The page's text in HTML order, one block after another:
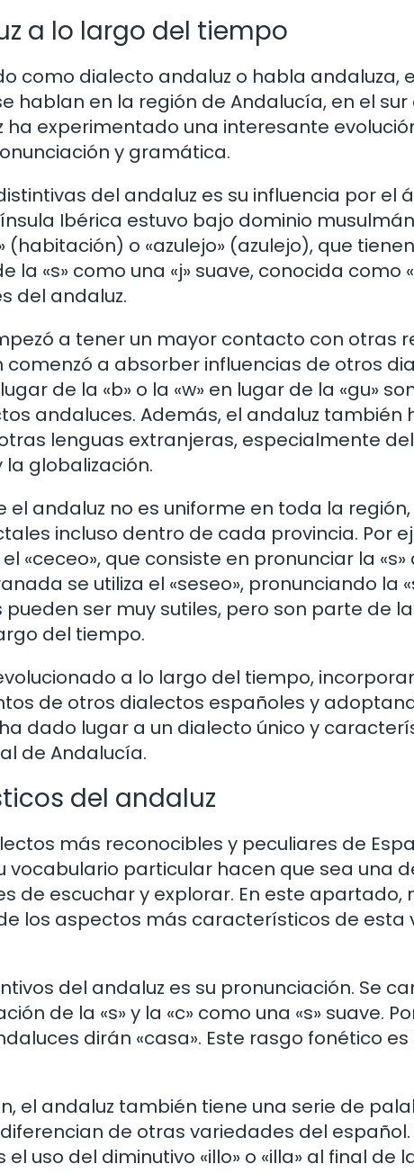
a lo largo del tiempo
como dialecto andaluz o habla andaluza,
hablan en la región de Andalucía, en el sur
ha experimentado una interesante
y gramática.
del andaluz es su influencia por el
Ibérica estuvo bajo dominio
o «azulejo» (azulejo), que
la «s» como una «j» suave, conocida como
del andaluz.
a tener un mayor contacto con otras
a absorber influencias de otros
de la «b» o la «w» en lugar de la «gu»
andaluces. Además, el andaluz también
lenguas extranjeras, especialmente
globalización.
andaluz no es uniforme en toda la región,
incluso dentro de cada provincia. Por
«ceceo», que consiste en pronunciar la «s»
se utiliza el «seseo», pronunciando la
ser muy sutiles, pero son parte de
del tiempo.
a lo largo del tiempo,
de otros dialectos españoles y
dado lugar a un dialecto único y
de Andalucía.
del andaluz
más reconocibles y peculiares de
vocabulario particular hacen que sea una
de escuchar y explorar. En este apartado,
los aspectos más característicos de esta
del andaluz es su pronunciación. Se
de la «s» y la «c» como una «s» suave.
dirán «casa». Este rasgo fonético
el andaluz también tiene una serie de
de otras variedades del español.
uso del diminutivo «illo» o «illa» al final de